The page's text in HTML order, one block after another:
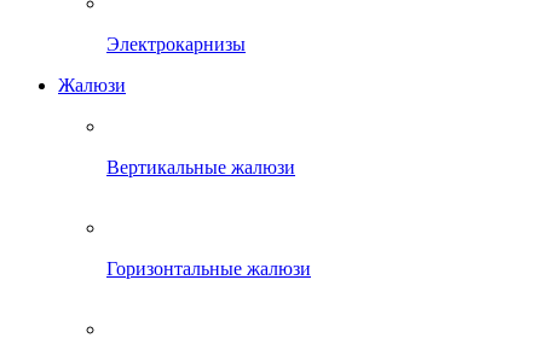
Электрокарнизы
Жалюзи
Вертикальные жалюзи
Горизонтальные жалюзи